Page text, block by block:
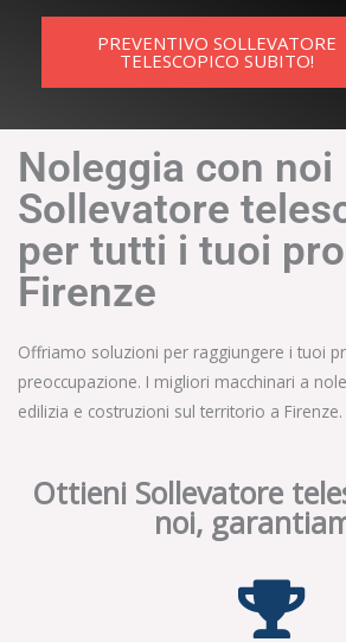
PREVENTIVO SOLLEVATORE
TELESCOPICO SUBITO!
Noleggia con noi
Sollevatore
per tutti i tuoi
Firenze
Offriamo soluzioni per raggiungere i tuoi
preoccupazione. I migliori macchinari a
edilizia e costruzioni sul territorio a Firenze.
Ottieni Sollevatore
noi,